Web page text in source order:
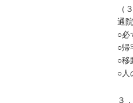
（
通
○必
○帰
○移
○人
３